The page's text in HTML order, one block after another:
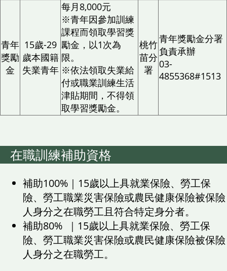
青年
獎勵
金
15歲-29
歲本國籍
失業青年
每月8,000元
※青年因參加訓練
課程而領取學習獎
勵金，以1次為
限。
※依法領取失業給
付或職業訓練生活
津貼期間，不得領
取學習獎勵金。
桃竹
苗分
署
青年獎勵金分署
負責承辦
03-
4855368#1513
在職訓練補助資格
補助100%｜15歲以上具就業保險、勞工保
險、勞工職業災害保險或農民健康保險被保險
人身分之在職勞工且符合特定身分者。
補助80% ｜15歲以上具就業保險、勞工保
險、勞工職業災害保險或農民健康保險被保險
人身分之在職勞工。